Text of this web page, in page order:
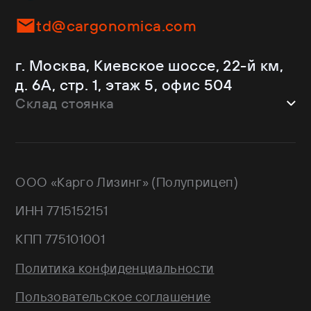
Самосвалы
Ломовозы
С кониками
Рефрижераторы
JAC
Kassbohrer
Krone
Mercedes-Benz
Schmitz Cargobull
Shacman
Wielton
Валдай
НЕФАЗ
РИАТ
td@cargonomica.com
г. Москва, Киевское шоссе, 22-й км,
д. 6А, стр. 1, этаж 5, офис 504
Склад стоянка
171 GPS: 55.443540, 37.293077
ООО «Карго Лизинг» (Полуприцеп)
ИНН 7715152151
КПП 775101001
Политика конфиденциальности
Пользовательское соглашение